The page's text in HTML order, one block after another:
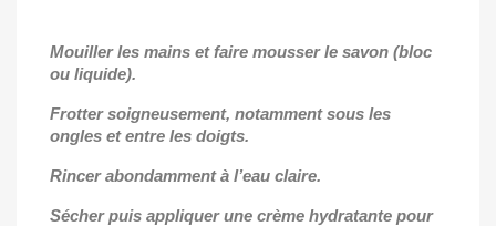
Mouiller les mains et faire mousser le savon (bloc
ou liquide).
Frotter soigneusement, notamment sous les
ongles et entre les doigts.
Rincer abondamment à l’eau claire.
Sécher puis appliquer une crème hydratante pour